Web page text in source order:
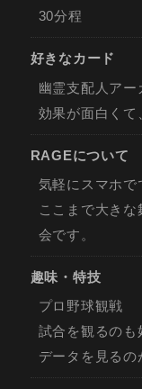
30分程
好きなカード
幽霊支配人アー
効果が面白くて
RAGEについて
気軽にスマホ
ここまで大き
会です。
趣味・特技
プロ野球観戦
試合を観るのも
データを見るの